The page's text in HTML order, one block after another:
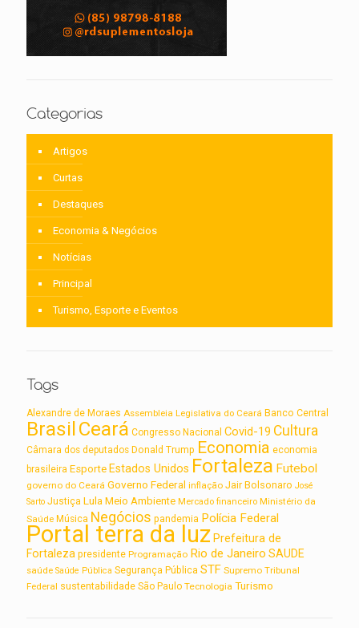
Categorias
Artigos
Curtas
Destaques
Economia & Negócios
Notícias
Principal
Turismo, Esporte e Eventos
Tags
Alexandre de Moraes Assembleia Legislativa do Ceará Banco Central
BrasilCeará Congresso Nacional Covid-19 Cultura
Câmara dos deputados Donald Trump Economia economia
brasileira Esporte Estados Unidos Fortaleza Futebol
governo do Ceará Governo Federal inflação Jair Bolsonaro José
Sarto Justiça Lula Meio Ambiente Mercado financeiro Ministério da
Saúde Música Negócios pandemia Polícia Federal
Portal terra da luz Prefeitura de
Fortaleza presidente Programação Rio de Janeiro SAUDE
saúde Saúde Pública Segurança Pública STF Supremo Tribunal
Federal sustentabilidade São Paulo Tecnologia Turismo